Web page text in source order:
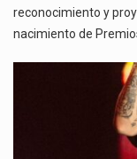
reconocimiento y
nacimiento de